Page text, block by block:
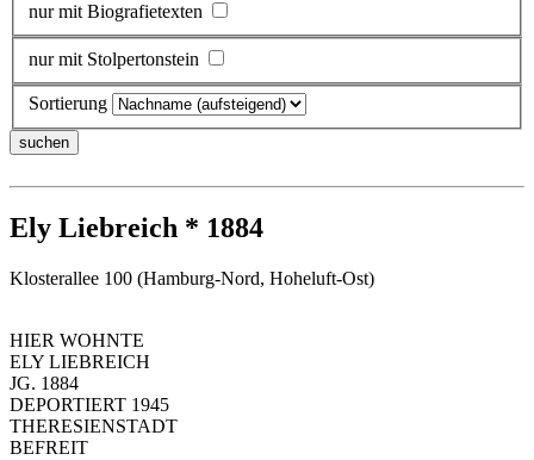
nur mit Biografietexten
nur mit Stolpertonstein
Sortierung
Ely Liebreich * 1884
Klosterallee 100 (Hamburg-Nord, Hoheluft-Ost)
HIER WOHNTE
ELY LIEBREICH
JG. 1884
DEPORTIERT 1945
THERESIENSTADT
BEFREIT